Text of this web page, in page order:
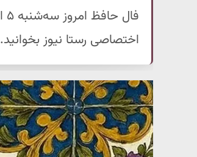
اختصاصی رستا نیوز بخوانید.